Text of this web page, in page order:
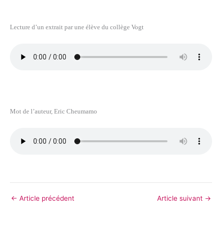
Lecture d’un extrait par une élève du collège Vogt
Mot de l’auteur, Eric Cheumamo
← Article précédent Article suivant →